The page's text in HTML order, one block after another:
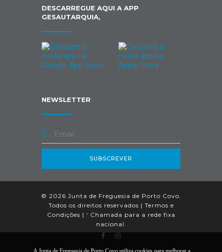
DESCARREGUE AQUI A APP
GESAUTARQUIA,
NEWSLETTER
SUBSCREVER
© 2026 Junta de Freguesia de Porto Covo.
Todos os direitos reservados | Termos e
Condições | * Chamada para a rede fixa
nacional.